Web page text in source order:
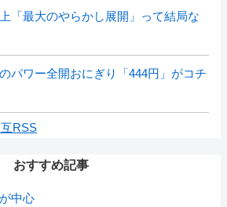
「最大のやらかし展開」って結局な
パワー全開おにぎり「444円」がコチ
RSS
おすすめ記事
中心